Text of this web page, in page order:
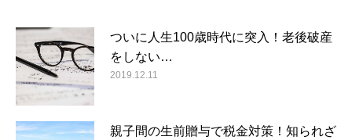
ついに人生100歳時代に突入！老後破産
をしない…
2019.12.11
親子間の生前贈与で税金対策！知られざ